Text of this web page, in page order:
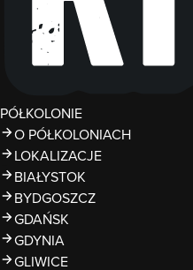
PÓŁKOLONIE
O PÓŁKOLONIACH
LOKALIZACJE
BIAŁYSTOK
BYDGOSZCZ
GDAŃSK
GDYNIA
GLIWICE